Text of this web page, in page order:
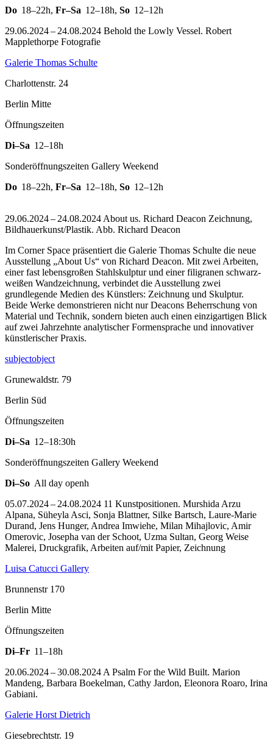
Do 18–22h, Fr–Sa 12–18h, So 12–12h
29.06.2024 – 24.08.2024 Behold the Lowly Vessel. Robert
Mapplethorpe Fotografie
Galerie Thomas Schulte
Charlottenstr. 24
Berlin Mitte
Öffnungszeiten
Di–Sa 12–18h
Sonderöffnungszeiten Gallery Weekend
Do 18–22h, Fr–Sa 12–18h, So 12–12h
29.06.2024 – 24.08.2024 About us. Richard Deacon Zeichnung,
Bildhauerkunst/Plastik. Abb. Richard Deacon
Im Corner Space präsentiert die Galerie Thomas Schulte die neue
Ausstellung „About Us“ von Richard Deacon. Mit zwei Arbeiten,
einer fast lebensgroßen Stahlskulptur und einer filigranen schwarz-
weißen Wandzeichnung, verbindet die Ausstellung zwei
grundlegende Medien des Künstlers: Zeichnung und Skulptur.
Beide Werke demonstrieren nicht nur Deacons Beherrschung von
Material und Technik, sondern bieten auch einen einzigartigen Blick
auf zwei Jahrzehnte analytischer Formensprache und innovativer
künstlerischer Praxis.
subjectobject
Grunewaldstr. 79
Berlin Süd
Öffnungszeiten
Di–Sa 12–18:30h
Sonderöffnungszeiten Gallery Weekend
Di–So All day openh
05.07.2024 – 24.08.2024 11 Kunstpositionen. Murshida Arzu
Alpana, Süheyla Asci, Sonja Blattner, Silke Bartsch, Laure-Marie
Durand, Jens Hunger, Andrea Imwiehe, Milan Mihajlovic, Amir
Omerovic, Josepha van der Schoot, Uzma Sultan, Georg Weise
Malerei, Druckgrafik, Arbeiten auf/mit Papier, Zeichnung
Luisa Catucci Gallery
Brunnenstr 170
Berlin Mitte
Öffnungszeiten
Di–Fr 11–18h
20.06.2024 – 30.08.2024 A Psalm For the Wild Built. Marion
Mandeng, Barbara Boekelman, Cathy Jardon, Eleonora Roaro, Irina
Gabiani.
Galerie Horst Dietrich
Giesebrechtstr. 19